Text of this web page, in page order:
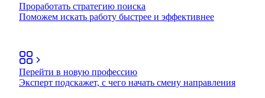
Проработать стратегию поиска
Поможем искать работу быстрее и эффективнее
Перейти в новую профессию
Эксперт подскажет, с чего начать смену направления